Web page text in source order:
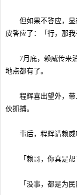
但如果不答应，显
皮答应了：「行，那我
7月底，赖威传来消
地点都有了。
程辉喜出望外，带
伙抓捕。
事后，程辉请赖威
「赖哥，你真是帮
「没事，都是为民